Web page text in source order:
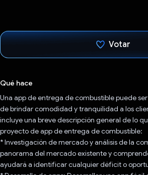
Votar
Qué hace
Una app de entrega de combustible puede
de brindar comodidad y tranquilidad a los
incluye una breve descripción general de lo
proyecto de app de entrega de combustible:
* Investigación de mercado y análisis de la
panorama del mercado existente y
ayudará a identificar cualquier déficit o